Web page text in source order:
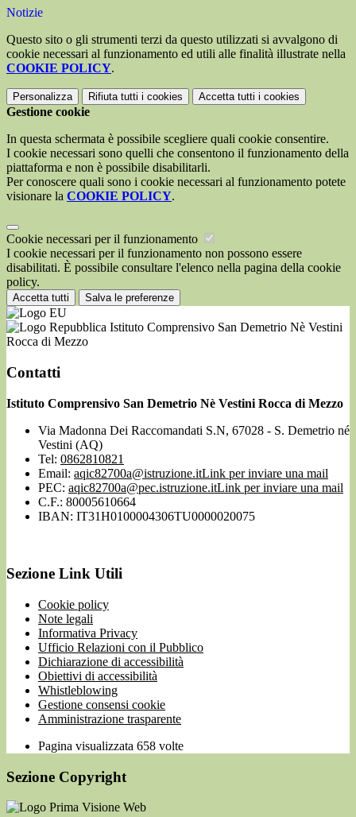
Notizie
Questo sito o gli strumenti terzi da questo utilizzati si avvalgono di
cookie necessari al funzionamento ed utili alle finalità illustrate nella
COOKIE POLICY.
Personalizza Rifiuta tutti i cookies Accetta tutti i cookies
Gestione cookie
In questa schermata è possibile scegliere quali cookie consentire.
I cookie necessari sono quelli che consentono il funzionamento della
piattaforma e non è possibile disabilitarli.
Per conoscere quali sono i cookie necessari al funzionamento potete
visionare la COOKIE POLICY.
Cookie necessari per il funzionamento
I cookie necessari per il funzionamento non possono essere
disabilitati. È possibile consultare l'elenco nella pagina della cookie
policy.
Accetta tutti Salva le preferenze
Istituto Comprensivo San Demetrio Nè Vestini
Rocca di Mezzo
Contatti
Istituto Comprensivo San Demetrio Nè Vestini Rocca di Mezzo
Via Madonna Dei Raccomandati S.N, 67028 - S. Demetrio né
Vestini (AQ)
Tel: 0862810821
Email: aqic82700a@istruzione.itLink per inviare una mail
PEC: aqic82700a@pec.istruzione.itLink per inviare una mail
C.F.: 80005610664
IBAN: IT31H0100004306TU0000020075
Sezione Link Utili
Cookie policy
Note legali
Informativa Privacy
Ufficio Relazioni con il Pubblico
Dichiarazione di accessibilità
Obiettivi di accessibilità
Whistleblowing
Gestione consensi cookie
Amministrazione trasparente
Pagina visualizzata 658 volte
Sezione Copyright